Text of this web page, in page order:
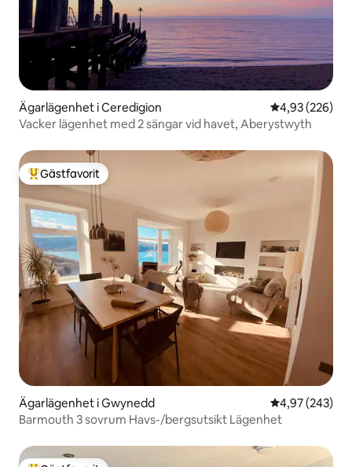
Ägarlägenhet i Ceredigion 4,93 av 5 i
4,93 (226)
Vacker lägenhet med 2 sängar vid havet, Aberystwyth
Populär gästfavorit
Gästfavorit
Ägarlägenhet i Gwynedd 4,97 av 5 i
4,97 (243)
Barmouth 3 sovrum Havs-/bergsutsikt Lägenhet